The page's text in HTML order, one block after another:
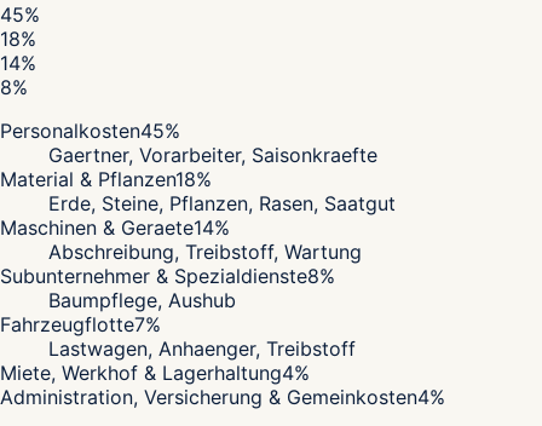
45%
18%
14%
8%
Personalkosten45%
Gaertner, Vorarbeiter, Saisonkraefte
Material & Pflanzen18%
Erde, Steine, Pflanzen, Rasen, Saatgut
Maschinen & Geraete14%
Abschreibung, Treibstoff, Wartung
Subunternehmer & Spezialdienste8%
Baumpflege, Aushub
Fahrzeugflotte7%
Lastwagen, Anhaenger, Treibstoff
Miete, Werkhof & Lagerhaltung4%
Administration, Versicherung & Gemeinkosten4%